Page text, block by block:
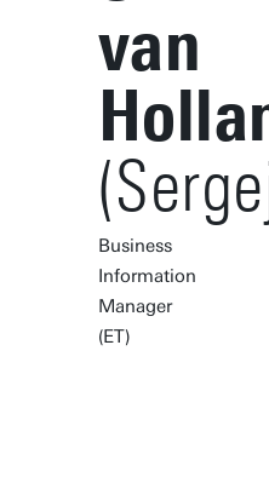
van
Business
Information
Manager
(ET)